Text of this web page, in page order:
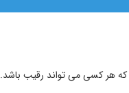
که هر کسی می تواند رقیب باشد.